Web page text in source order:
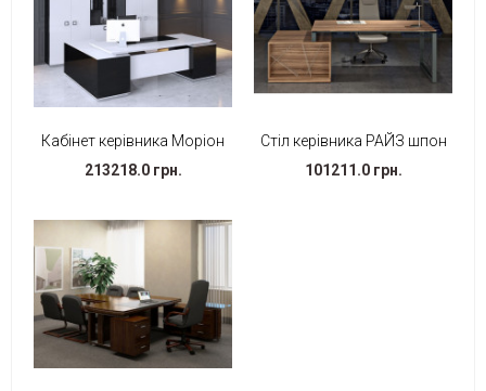
Кабінет керівника Моріон
213218.0 грн.
Стіл керівника РАЙЗ шпон
101211.0 грн.